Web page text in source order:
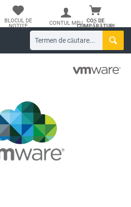
COȘ DE
CUMPĂRĂTURI
BLOCUL DE
NOTIȚE
CONTUL MEU